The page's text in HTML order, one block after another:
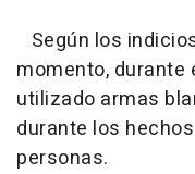
Según los
momento,
utilizado armas
durante los
personas.